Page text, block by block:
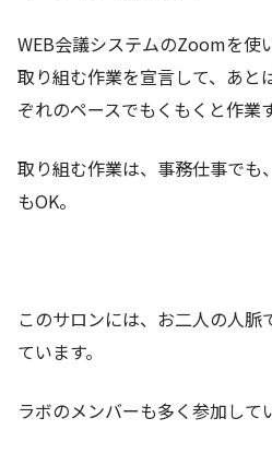
WEB会議システムのZoomを使
取り組む作業を宣言して、あと
ぞれのペースでもくもくと作業
取り組む作業は、事務仕事でも
もOK。
このサロンには、お二人の人
ています。
ラボのメンバーも多く参加して